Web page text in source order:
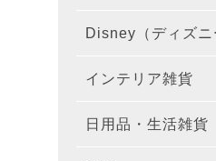
Disney（ディズニ
インテリア雑貨
日用品・生活雑貨